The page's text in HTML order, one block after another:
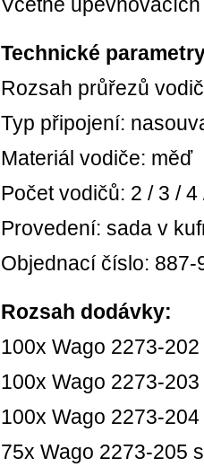
Technické
Rozsah průřezů
Typ připojení:
Materiál vodiče: měď
Počet vodičů: 2 / 3 / 4
Provedení: sada v
Objednací číslo: 887-
Rozsah dodávky:
100x Wago 2273-
100x Wago 2273-
100x Wago 2273-
75x Wago 2273-205